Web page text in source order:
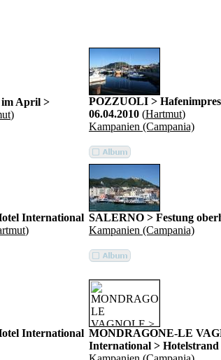
im April >
)
POZZUOLI >
06.04.2010 (Hartmut)
Kampanien (Campania)
International
)
SALERNO > Festung
Kampanien (Campania)
International MONDRAGONE-LE
International > Hotelstrand